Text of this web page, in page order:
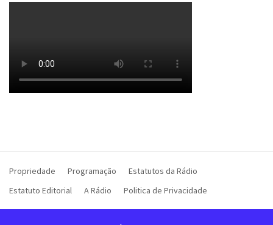
Propriedade Programação
Estatutos da Rádio
Estatuto Editorial
A Rádio Politica de Privacidade